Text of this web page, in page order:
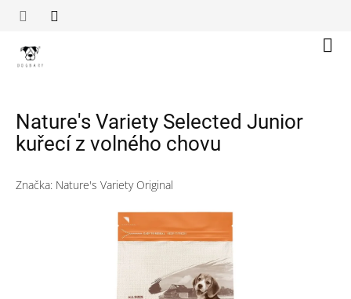
Nature's Variety Selected Junior
kuřecí z volného chovu
Značka: Nature's Variety Original